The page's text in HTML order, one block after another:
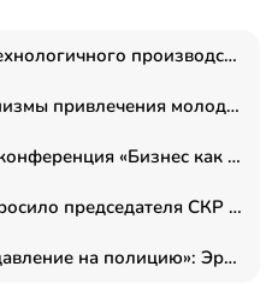
От логистики до высокотехнологичного производства: как основатель “гагаринга” выстраивает экосистему безопасности и гражданских БПЛА
Эксперты обсудили механизмы привлечения молодых специалистов в промышленные города
Переговоры в рамке: как конференция «Бизнес как искусство» переформатирует деловой этикет в стенах ТПП РФ
Руководство «СВОИ» попросило председателя СКР дать правовую оценку обысков в тыловом штабе
«Незаконные приказы и давление на полицию»: Эрнеста Султанова задержали у посольства Израиля во время одиночного пикета